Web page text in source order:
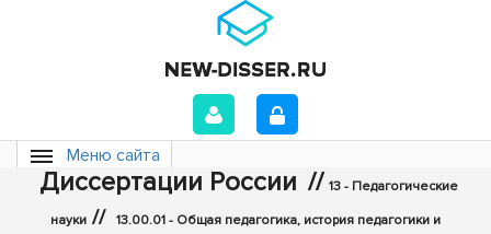
Меню сайта
Диссертации России // 13 - Педагогические
науки // 13.00.01 - Общая педагогика, история педагогики и